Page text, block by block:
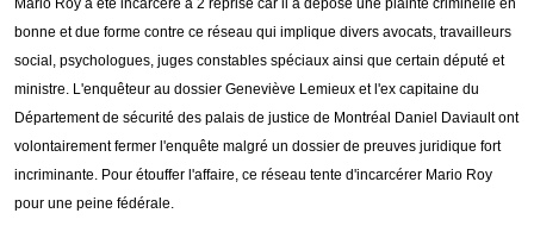
bonne et due forme contre ce réseau qui implique divers avocats, travailleurs
social, psychologues, juges constables spéciaux ainsi que certain député et
ministre. L'enquêteur au dossier Geneviève Lemieux et l'ex capitaine du
Département de sécurité des palais de justice de Montréal Daniel Daviault ont
volontairement fermer l'enquête malgré un dossier de preuves juridique fort
incriminante. Pour étouffer l'affaire, ce réseau tente d'incarcérer Mario Roy
pour une peine fédérale.